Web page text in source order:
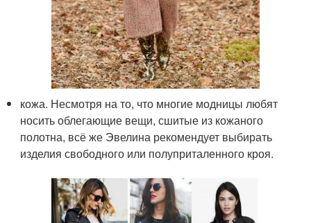
кожа. Несмотря на то, что многие модницы любят
носить облегающие вещи, сшитые из кожаного
полотна, всё же Эвелина рекомендует выбирать
изделия свободного или полуприталенного кроя.